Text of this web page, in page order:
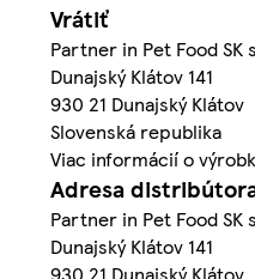
Vrátiť
Partner in Pet Food SK
Dunajský Klátov 141
930 21 Dunajský Klátov
Slovenská republika
Viac informácií o
Adresa
Partner in Pet Food SK
Dunajský Klátov 141
930 21 Dunajský Klátov